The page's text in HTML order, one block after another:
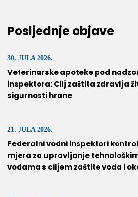
Posljednje objave
30. JULA 2026.
Veterinarske apoteke pod
inspektora: Cilj zaštita zdravlja
sigurnosti hrane
21. JULA 2026.
Federalni vodni inspektori
mjera za upravljanje
vodama s ciljem zaštite voda i